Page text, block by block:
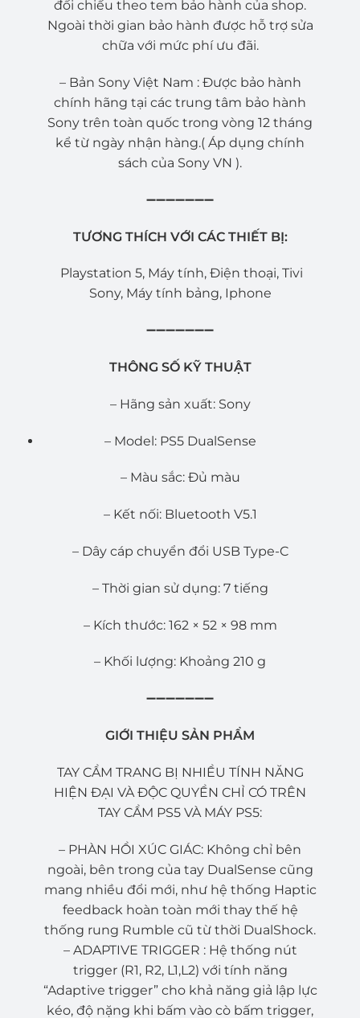
đối chiếu theo tem bảo hành của shop.
Ngoài thời gian bảo hành được hỗ trợ sửa
chữa với mức phí ưu đãi.
– Bản Sony Việt Nam : Được bảo hành
chính hãng tại các trung tâm bảo hành
Sony trên toàn quốc trong vòng 12 tháng
kể từ ngày nhận hàng.( Áp dụng chính
sách của Sony VN ).
➖➖➖➖➖➖➖
TƯƠNG THÍCH VỚI CÁC THIẾT BỊ:
Playstation 5, Máy tính, Điện thoại, Tivi
Sony, Máy tính bảng, Iphone
➖➖➖➖➖➖➖
THÔNG SỐ KỸ THUẬT
– Hãng sản xuất: Sony
– Model: PS5 DualSense
– Màu sắc: Đủ màu
– Kết nối: Bluetooth V5.1
– Dây cáp chuyển đổi USB Type-C
– Thời gian sử dụng: 7 tiếng
– Kích thước: 162 × 52 × 98 mm
– Khối lượng: Khoảng 210 g
➖➖➖➖➖➖➖
GIỚI THIỆU SẢN PHẨM
TAY CẦM TRANG BỊ NHIỀU TÍNH NĂNG
HIỆN ĐẠI VÀ ĐỘC QUYỀN CHỈ CÓ TRÊN
TAY CẦM PS5 VÀ MÁY PS5:
– PHÀN HỒI XÚC GIÁC: Không chỉ bên
ngoài, bên trong của tay DualSense cũng
mang nhiều đổi mới, như hệ thống Haptic
feedback hoàn toàn mới thay thế hệ
thống rung Rumble cũ từ thời DualShock.
– ADAPTIVE TRIGGER : Hệ thống nút
trigger (R1, R2, L1,L2) với tính năng
“Adaptive trigger” cho khả năng giả lập lực
kéo, độ nặng khi bấm vào cò bấm trigger,